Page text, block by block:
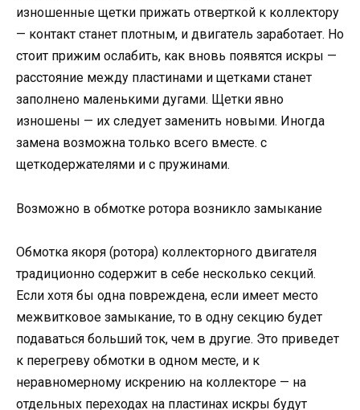
изношенные щетки прижать отверткой к коллектору
— контакт станет плотным, и двигатель заработает. Но
стоит прижим ослабить, как вновь появятся искры —
расстояние между пластинами и щетками станет
заполнено маленькими дугами. Щетки явно
изношены — их следует заменить новыми. Иногда
замена возможна только всего вместе. с
щеткодержателями и с пружинами.
Возможно в обмотке ротора возникло замыкание
Обмотка якоря (ротора) коллекторного двигателя
традиционно содержит в себе несколько секций.
Если хотя бы одна повреждена, если имеет место
межвитковое замыкание, то в одну секцию будет
подаваться больший ток, чем в другие. Это приведет
к перегреву обмотки в одном месте, и к
неравномерному искрению на коллекторе — на
отдельных переходах на пластинах искры будут